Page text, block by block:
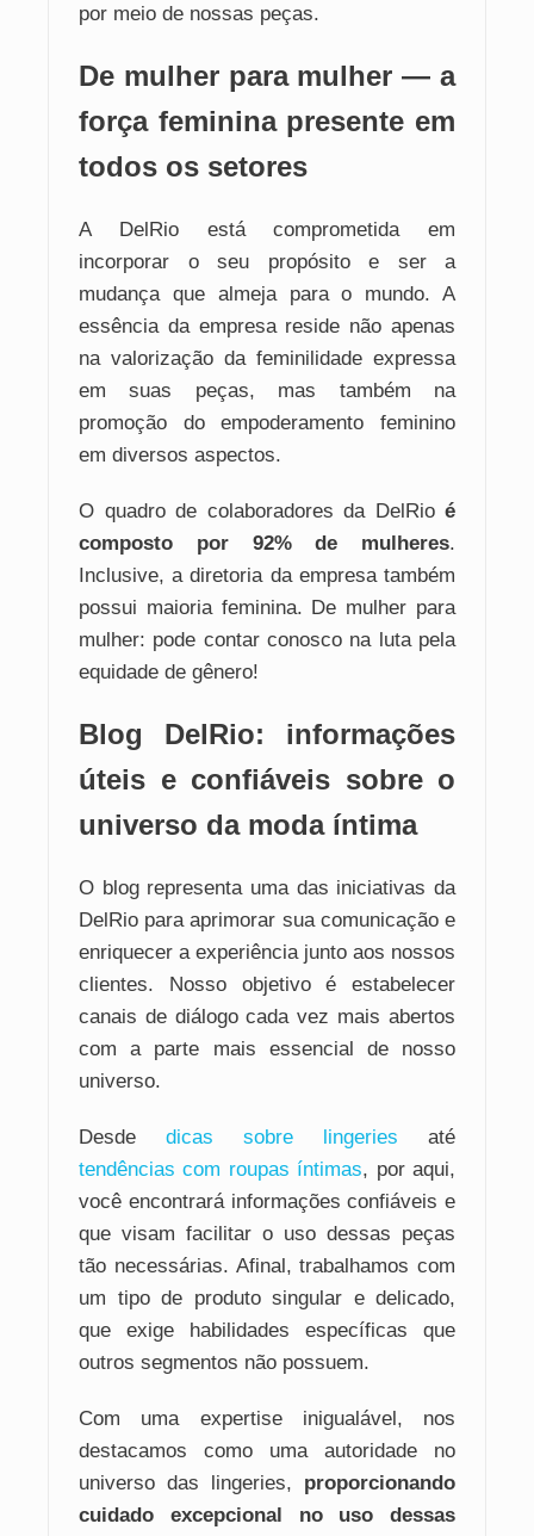
por meio de nossas peças.
De mulher para mulher — a
força feminina presente em
todos os setores
A DelRio está comprometida em
incorporar o seu propósito e ser a
mudança que almeja para o mundo. A
essência da empresa reside não apenas
na valorização da feminilidade expressa
em suas peças, mas também na
promoção do empoderamento feminino
em diversos aspectos.
O quadro de colaboradores da DelRioé
composto por 92% de mulheres.
Inclusive, a diretoria da empresa também
possui maioria feminina. De mulher para
mulher: pode contar conosco na luta pela
equidade de gênero!
Blog DelRio: informações
úteis e confiáveis sobre o
universo da moda íntima
O blog representa uma das iniciativas da
DelRio para aprimorar sua comunicação e
enriquecer a experiência junto aos nossos
clientes. Nosso objetivo é estabelecer
canais de diálogo cada vez mais abertos
com a parte mais essencial de nosso
universo.
Desde dicas sobre lingeries até
tendências com roupas íntimas, por aqui,
você encontrará informações confiáveis e
que visam facilitar o uso dessas peças
tão necessárias. Afinal, trabalhamos com
um tipo de produto singular e delicado,
que exige habilidades específicas que
outros segmentos não possuem.
Com uma expertise inigualável, nos
destacamos como uma autoridade no
universo das lingeries, proporcionando
cuidado excepcional no uso dessas